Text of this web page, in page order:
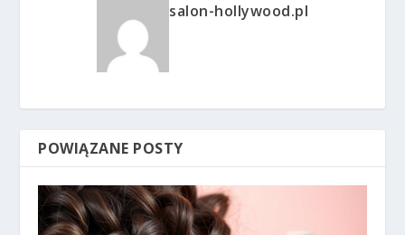
salon-hollywood.pl
POWIĄZANE POSTY